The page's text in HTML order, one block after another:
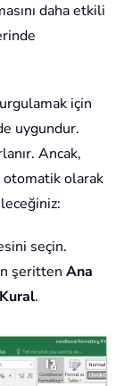
daha etkili
için
uygundur.
Ancak,
olarak
seçin.
şeritten Ana
.